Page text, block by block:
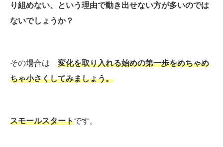
り組めない、という理由で動き出せない方が多いのでは
ないでしょうか？
その場合は 変化を取り入れる始めの第一歩をめちゃめ
ちゃ小さくしてみましょう。
スモールスタートです。